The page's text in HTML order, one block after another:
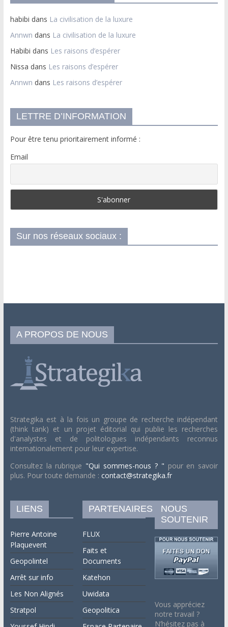
habibi dans La civilisation de la luxure
Annwn dans La civilisation de la luxure
Habibi dans Les raisons d’espérer
Nissa dans Les raisons d’espérer
Annwn dans Les raisons d’espérer
LETTRE D’INFORMATION
Pour être tenu prioritairement informé :
Email
Sur nos réseaux sociaux :
A PROPOS DE NOUS
Strategika est à la fois un groupe de recherche indépendant
(think tank) et un projet éditorial qui publie les recherches
d'analystes et de politologues indépendants reconnus
internationalement pour leur expertise.
Consultez la rubrique "Qui sommes-nous ? " pour en savoir
plus. Pour toute demande : contact@strategika.fr
LIENS
Pierre Antoine
Plaquevent
Geopolintel
Arrêt sur info
Les Non Alignés
Stratpol
PARTENAIRES
FLUX
Faits et
Documents
Katehon
Uwidata
Geopolitica
NOUS
SOUTENIR
Vous appréciez
notre travail ?
N’hésitez pas à